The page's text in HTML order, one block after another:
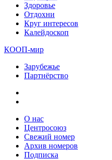
Здоровье
Отдохни
Круг интересов
Калейдоскоп
КООП-мир
Зарубежье
Партнёрство
О нас
Центросоюз
Свежий номер
Архив номеров
Подписка